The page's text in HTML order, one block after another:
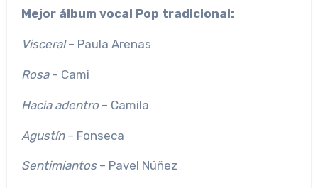
Mejor álbum vocal Pop tradicional:
Visceral– Paula Arenas
Rosa– Cami
Hacia adentro– Camila
Agustín– Fonseca
Sentimiantos– Pavel Núñez